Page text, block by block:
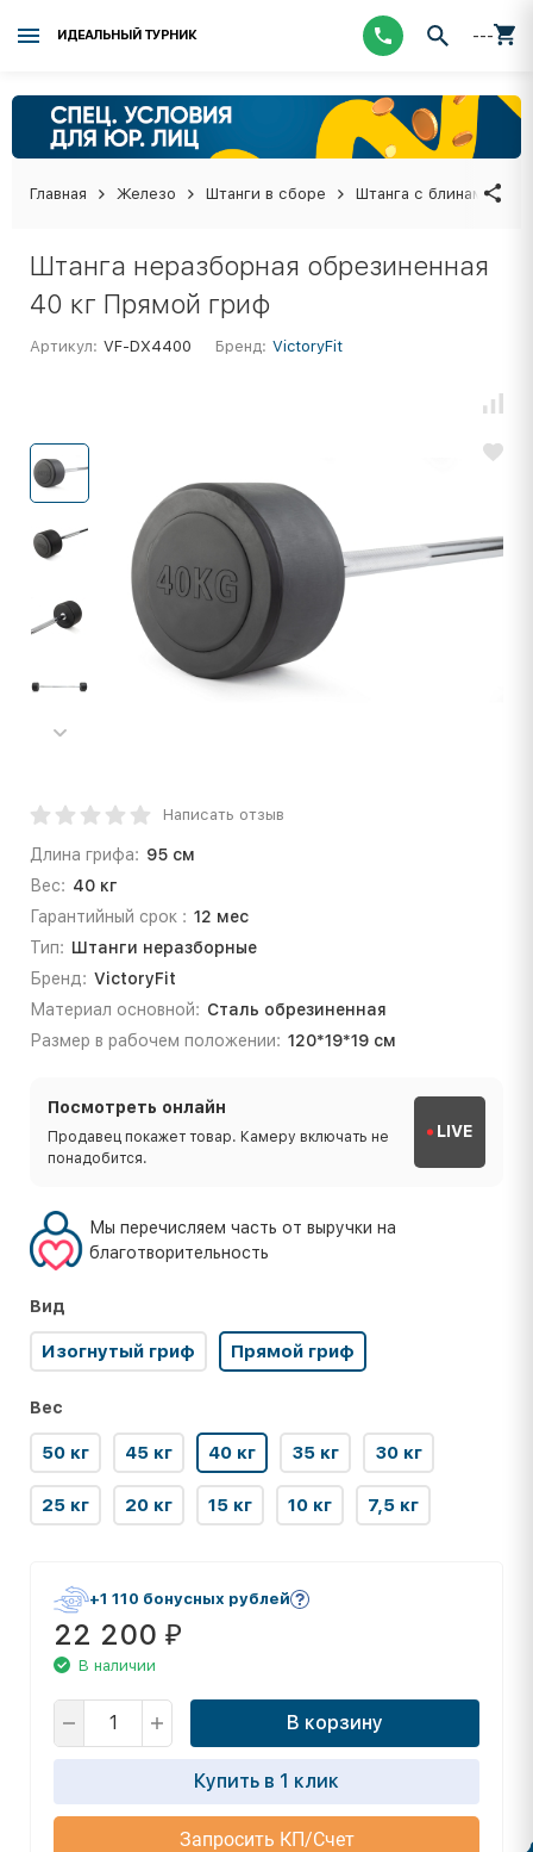
ИДЕАЛЬНЫЙ ТУРНИК ---
Главная Железо Штанги в сборе Штанга с блинами в
Штанга неразборная обрезиненная
40 кг Прямой гриф
Артикул: VF-DX4400 Бренд: VictoryFit
Написать отзыв
Длина грифа: 95 см
Вес: 40 кг
Гарантийный срок : 12 мес
Тип: Штанги неразборные
Бренд: VictoryFit
Материал основной: Сталь обрезиненная
Размер в рабочем положении: 120*19*19 см
Посмотреть онлайн
Продавец покажет товар. Камеру включать не
понадобится.
LIVE
Мы перечисляем часть от выручки на
благотворительность
Вид
Изогнутый гриф Прямой гриф
Вес
50 кг 45 кг 40 кг 35 кг 30 кг
25 кг 20 кг 15 кг 10 кг 7,5 кг
+1 110 бонусных рублей
22 200 ₽
В наличии
В корзину
Купить в 1 клик
Запросить КП/Счет